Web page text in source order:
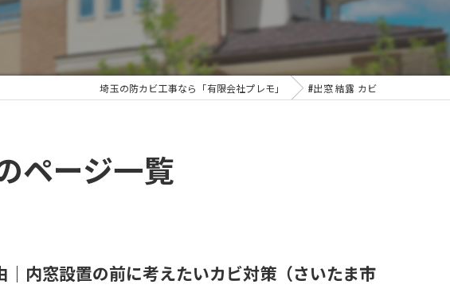
結露クレームに終止符を。賃貸オーナー様が最後に頼る専門工事
ットのカビ
故のカビ
りによるカビ
除菌消臭
埼玉の防カビ工事なら「有限会社プレモ」 #出窓 結露 カビ
ページ一覧
内窓設置の前に考えたいカビ対策（さいたま市